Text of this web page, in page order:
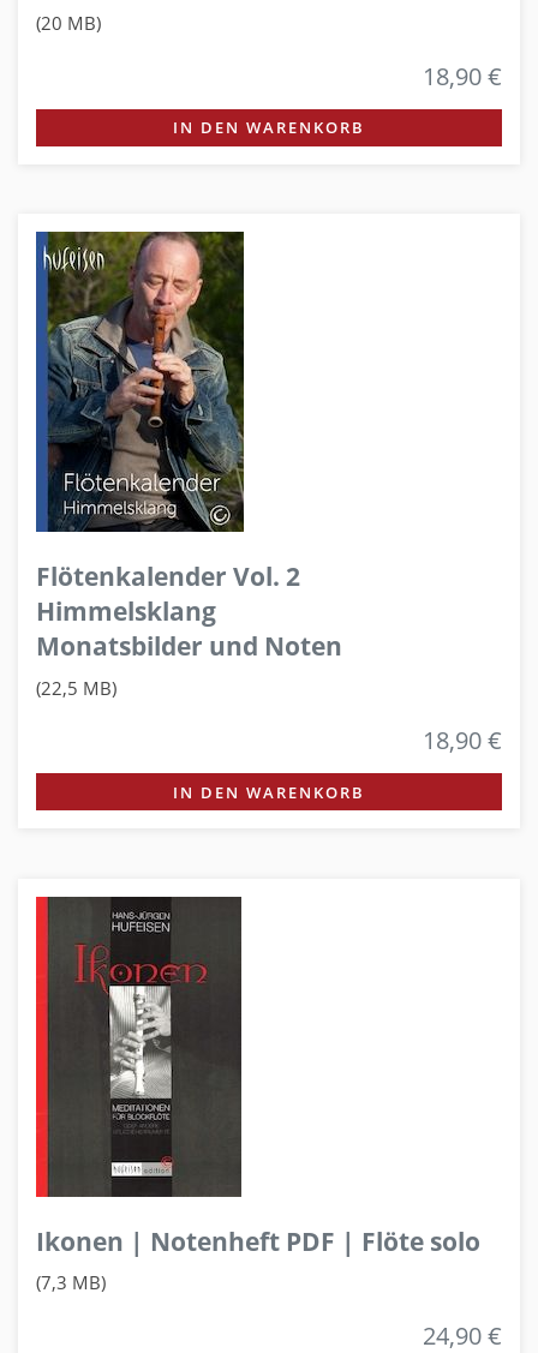
(20 MB)
18,90 €
IN DEN WARENKORB
Flötenkalender Vol. 2
Himmelsklang
Monatsbilder und Noten
(22,5 MB)
18,90 €
IN DEN WARENKORB
Ikonen | Notenheft PDF | Flöte solo
(7,3 MB)
24,90 €